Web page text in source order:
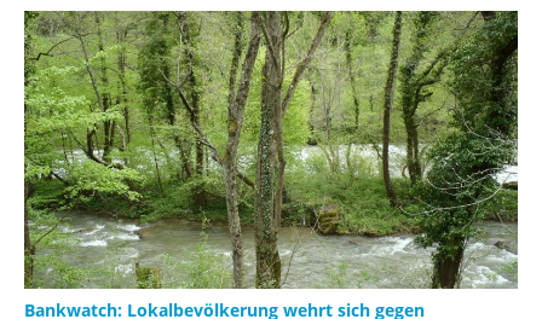
Bankwatch: Lokalbevölkerung wehrt sich gegen